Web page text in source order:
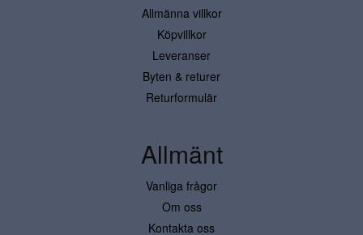
Allmänna villkor
Köpvillkor
Leveranser
Byten & returer
Returformulär
Allmänt
Vanliga frågor
Om oss
Kontakta oss